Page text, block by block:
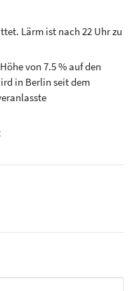
Lärm ist nach 22 Uhr zu
von 7.5 % auf den
in Berlin seit dem